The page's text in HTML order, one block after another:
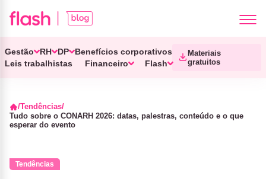
Gestão RH DP
Benefícios corporativos
Leis trabalhistas
Financeiro Flash
Materiais
gratuitos
Tendências
Tudo sobre o CONARH 2026: datas, palestras, conteúdo e o que
esperar do evento
Tendências